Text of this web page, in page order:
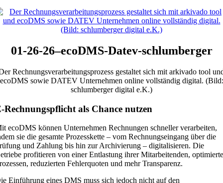
01-26-26–ecoDMS-Datev-schlumberger
Rechnungsverarbeitungsprozess gestaltet sich mit arkivado tool
ecoDMS sowie DATEV Unternehmen online vollständig digital. (Bild:
schlumberger digital e.K.)
Rechnungspflicht als Chance nutzen
ecoDMS können Unternehmen Rechnungen schneller verarbeiten,
sie die gesamte Prozesskette – vom Rechnungseingang über die
und Zahlung bis hin zur Archivierung – digitalisieren. Die
profitieren von einer Entlastung ihrer Mitarbeitenden,
reduzierten Fehlerquoten und mehr Transparenz.
Einführung eines DMS muss sich jedoch nicht auf den